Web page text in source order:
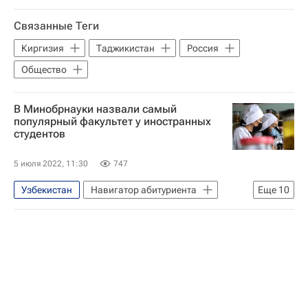
Белоруссия
Олег Ястребов
Центральная Азия
ШОС
РУДН
Алтайский государственный университет
Россия
Республика Алтай
Киргизия
Китай
Белоруссия
Азербайджан
Таджикистан
Общество
Связанные Теги
Киргизия Таджикистан
Россия
Общество
В Минобрнауки назвали самый
популярный факультет у иностранных
студентов
5 июля 2022, 11:30 747
Еще 10
Узбекистан
Навигатор абитуриента
Китай
Россия
Белоруссия